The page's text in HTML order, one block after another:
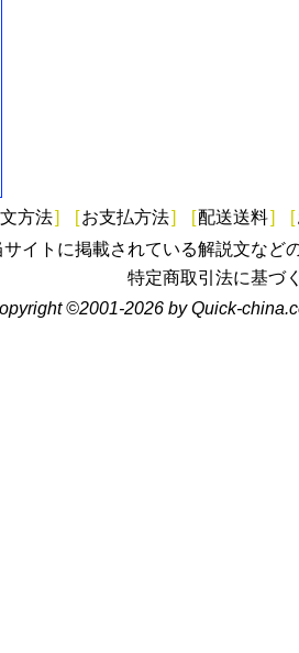
方法] [お支払方法] [配送送料] [
イトに掲載されている解説文など
特定商取引法に基づ
©2001-2026 by Quick-